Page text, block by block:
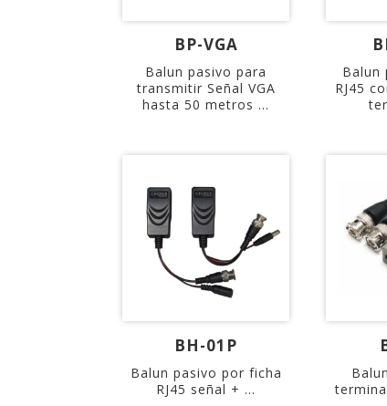
BP-VGA
Balun pasivo para
transmitir Señal VGA
hasta 50 metros ...
Balun
RJ45
BH-01P
Balun pasivo por ficha
RJ45 señal + ...